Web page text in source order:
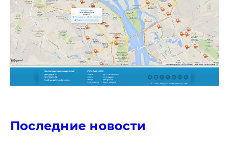
Последние новости